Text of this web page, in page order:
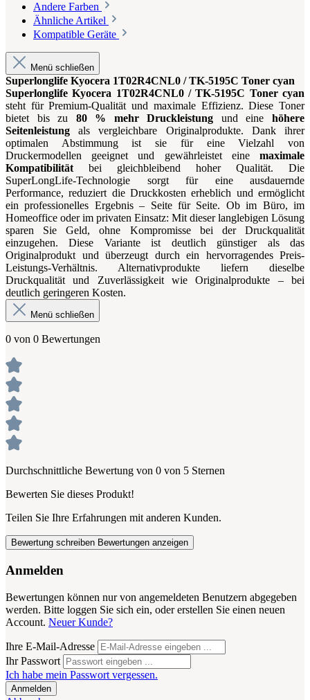
Andere Farben
Ähnliche Artikel
Kompatible Geräte
Menü schließen
Superlonglife Kyocera 1T02R4CNL0 / TK-5195C Toner cyan
Superlonglife Kyocera 1T02R4CNL0 / TK-5195C Toner cyan
steht für Premium-Qualität und maximale Effizienz. Diese Toner
bietet bis zu 80 % mehr Druckleistung und einehöhere
Seitenleistung als vergleichbare Originalprodukte. Dank ihrer
optimalen Abstimmung ist sie für eine Vielzahl von
Druckermodellen geeignet und gewährleistet eine maximale
Kompatibilitätbei gleichbleibend hoher Qualität. Die
SuperLongLife-Technologie sorgt für eine ausdauernde
Performance, reduziert die Druckkosten erheblich und ermöglicht
ein professionelles Ergebnis – Seite für Seite. Ob im Büro, im
Homeoffice oder im privaten Einsatz: Mit dieser langlebigen Lösung
sparen Sie Geld, ohne Kompromisse bei der Druckqualität
einzugehen. Diese Variante ist deutlich günstiger als das
Originalprodukt und überzeugt durch ein hervorragendes Preis-
Leistungs-Verhältnis. Alternativprodukte liefern dieselbe
Druckqualität und Zuverlässigkeit wie Originalprodukte – bei
deutlich geringeren Kosten.
Menü schließen
0 von 0 Bewertungen
Durchschnittliche Bewertung von 0 von 5 Sternen
Bewerten Sie dieses Produkt!
Teilen Sie Ihre Erfahrungen mit anderen Kunden.
Bewertung schreiben Bewertungen anzeigen
Anmelden
Bewertungen können nur von angemeldeten Benutzern abgegeben
werden. Bitte loggen Sie sich ein, oder erstellen Sie einen neuen
Account. Neuer Kunde?
Ihre E-Mail-Adresse
Ihr Passwort
Ich habe mein Passwort vergessen.
Anmelden